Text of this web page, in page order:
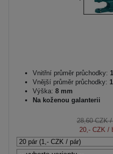
Vnitřní průměr průchodky:
Vnější průměr průchodky:
Výška: 8 mm
Na koženou galanterii
28,60 CZK/
20,- CZK /